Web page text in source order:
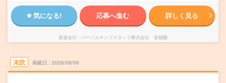
気になる! 応募へ進む 詳しく見る
派遣会社 パーソルテンプスタッフ株式会社 首都圏
未読 掲載日 2026/08/06